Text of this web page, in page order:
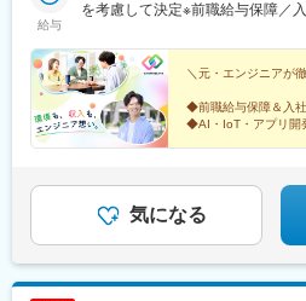
給与
を考慮して決定※前職給与保障／
4000円支給上記を超える時間外
与に繋がります】エンジニアの頑
高い評価を得るとそれが給与に還
実績が認められ、月給50万円以上
例】==■年収430万円／経験2年
半車載系アプリの設計・開発（
収620万円／経験10年／30代後半
ムの要件定義・マネジメント（PL
＼元・エンジニアが
◆前職給与保障＆入
◆AI・IoT・アプリ開
気になる